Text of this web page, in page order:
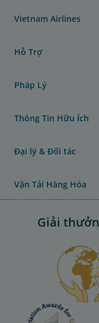
Vietnam Airlines
Hỗ Trợ
Pháp Lý
Thông Tin Hữu Ích
Đại lý & Đối tác
Vận Tải Hàng Hóa
Giải